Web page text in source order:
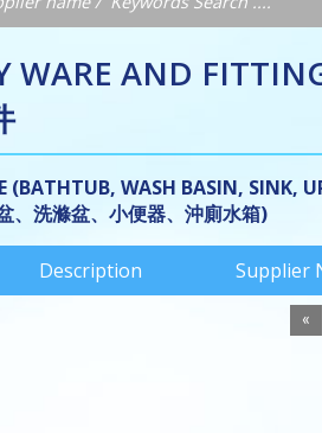
WARE AND
(BATHTUB, WASH BASIN, SINK,
、洗滌盆、小便器、沖廁水箱)
Description Supplier
«